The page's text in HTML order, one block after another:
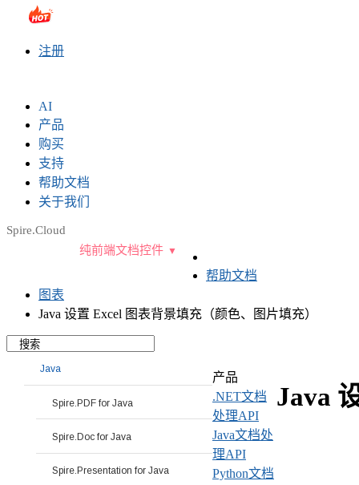
sales@e-iceblue.com
注册
AI
产品
购买
支持
帮助文档
关于我们
Spire.Cloud
纯前端文档控件
帮助文档
图表
Java 设置 Excel 图表背景填充（颜色、图片填充）
Java
Java
Spire.PDF for Java
Spire.Doc for Java
Spire.Presentation for Java
产品
.NET文档
处理API
Java文档处
理API
Python文档